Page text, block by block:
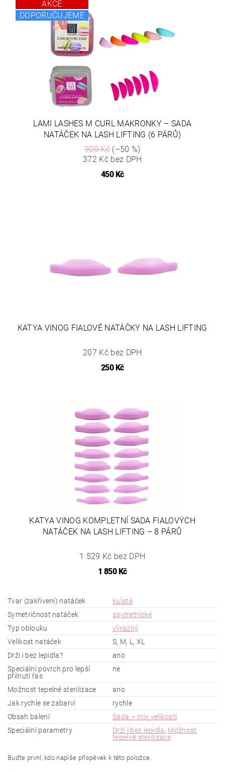
AKCE
DOPORUČUJEME
LAMI LASHES M CURL MAKRONKY – SADA
NATÁČEK NA LASH LIFTING (6 PÁRŮ)
900 Kč(–50 %)
372 Kč bez DPH
450 Kč
KATYA VINOG FIALOVÉ NATÁČKY NA LASH LIFTING
207 Kč bez DPH
250 Kč
KATYA VINOG KOMPLETNÍ SADA FIALOVÝCH
NATÁČEK NA LASH LIFTING – 8 PÁRŮ
1 529 Kč bez DPH
1 850 Kč
Tvar (zakřivení) natáček
kulaté
Symetričnost natáček
asymetrické
Typ oblouku
výrazný
Velikost natáček
S, M, L, XL
Drží i bez lepidla?
ano
Speciální povrch pro lepší
přilnutí řas
ne
Možnost tepelné sterilizace
ano
Jak rychle se zabarví
rychle
Obsah balení
Sada – mix velikostí
Speciální parametry
Drží i bez lepidla, Možnost
tepelné sterilizace
Buďte první, kdo napíše příspěvek k této položce.